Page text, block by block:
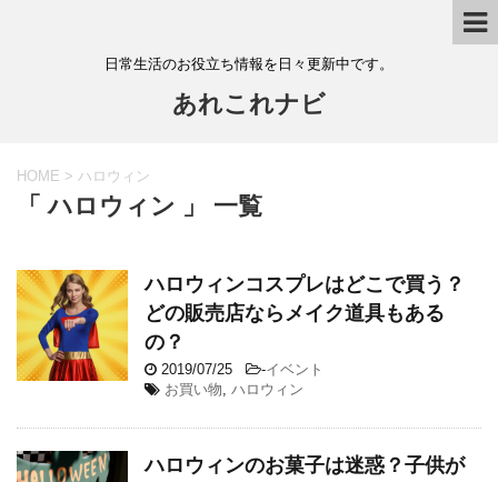
日常生活のお役立ち情報を日々更新中です。
あれこれナビ
HOME > ハロウィン
「 ハロウィン 」 一覧
ハロウィンコスプレはどこで買う？
どの販売店ならメイク道具もある
の？
2019/07/25 -イベント
お買い物, ハロウィン
ハロウィンのお菓子は迷惑？子供が